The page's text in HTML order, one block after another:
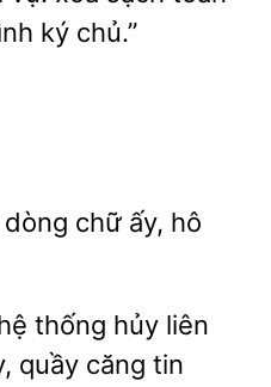
ký chủ.”
chữ ấy, hô
hủy liên
quầy căng tin